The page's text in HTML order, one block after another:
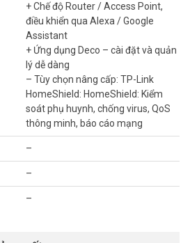
độ BE2600 (2.5 Gbps) trên băng tần
MLO giảm độ trễ, lý tưởng cho streaming
650m², kết nối 150+ thiết bị. Lý tưởng
+ Chế độ Router / Access Point,
điều khiển qua Alexa / Google
Assistant
+ Ứng dụng Deco – cài đặt và quản
lý dễ dàng
– Tùy chọn nâng cấp: TP-Link
HomeShield: HomeShield: Kiểm
soát phụ huynh, chống virus, QoS
thông minh, báo cáo mạng
–
–
–